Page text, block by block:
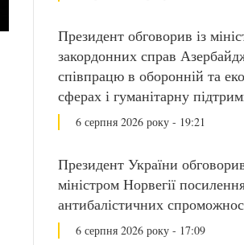
Президент обговорив із
закордонних справ
співпрацю в оборонній та
сферах і гуманітарну
6 серпня 2026 року - 19:21
Президент України
міністром Норвегії
антибалістичних
6 серпня 2026 року - 17:09